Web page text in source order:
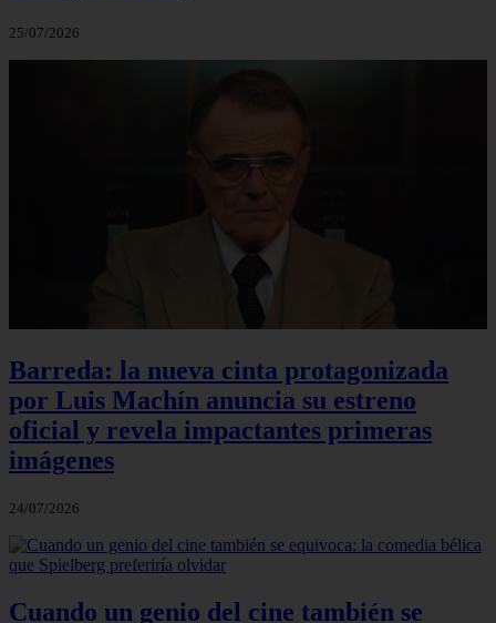
25/07/2026
Barreda: la nueva cinta protagonizada
por Luis Machín anuncia su estreno
oficial y revela impactantes primeras
imágenes
24/07/2026
Cuando un genio del cine también se